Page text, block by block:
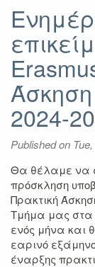
2024-
Published on
Θα θέλαμε να
πρόσκληση
Πρακτική
Τμήμα μας στα
ενός μήνα και
εαρινό
έναρξης